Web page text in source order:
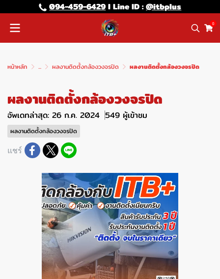
094-459-6429l Line lD :@itbplus
0
หน้าหลัก ... ผลงานติดตั้งกล้องวงจรปิด ผลงานติดตั้งกล้องวงจรปิด
ผลงานติดตั้งกล้องวงจรปิด
อัพเดทล่าสุด: 26 ก.ค. 2024 549 ผู้เข้าชม
ผลงานติดตั้งกล้องวงจรปิด
แชร์